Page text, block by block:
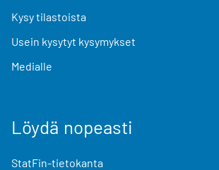
Kysy tilastoista
Usein kysytyt kysymykset
Medialle
Löydä nopeasti
StatFin-tietokanta